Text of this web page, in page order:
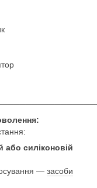
або силіконовій
— засоби